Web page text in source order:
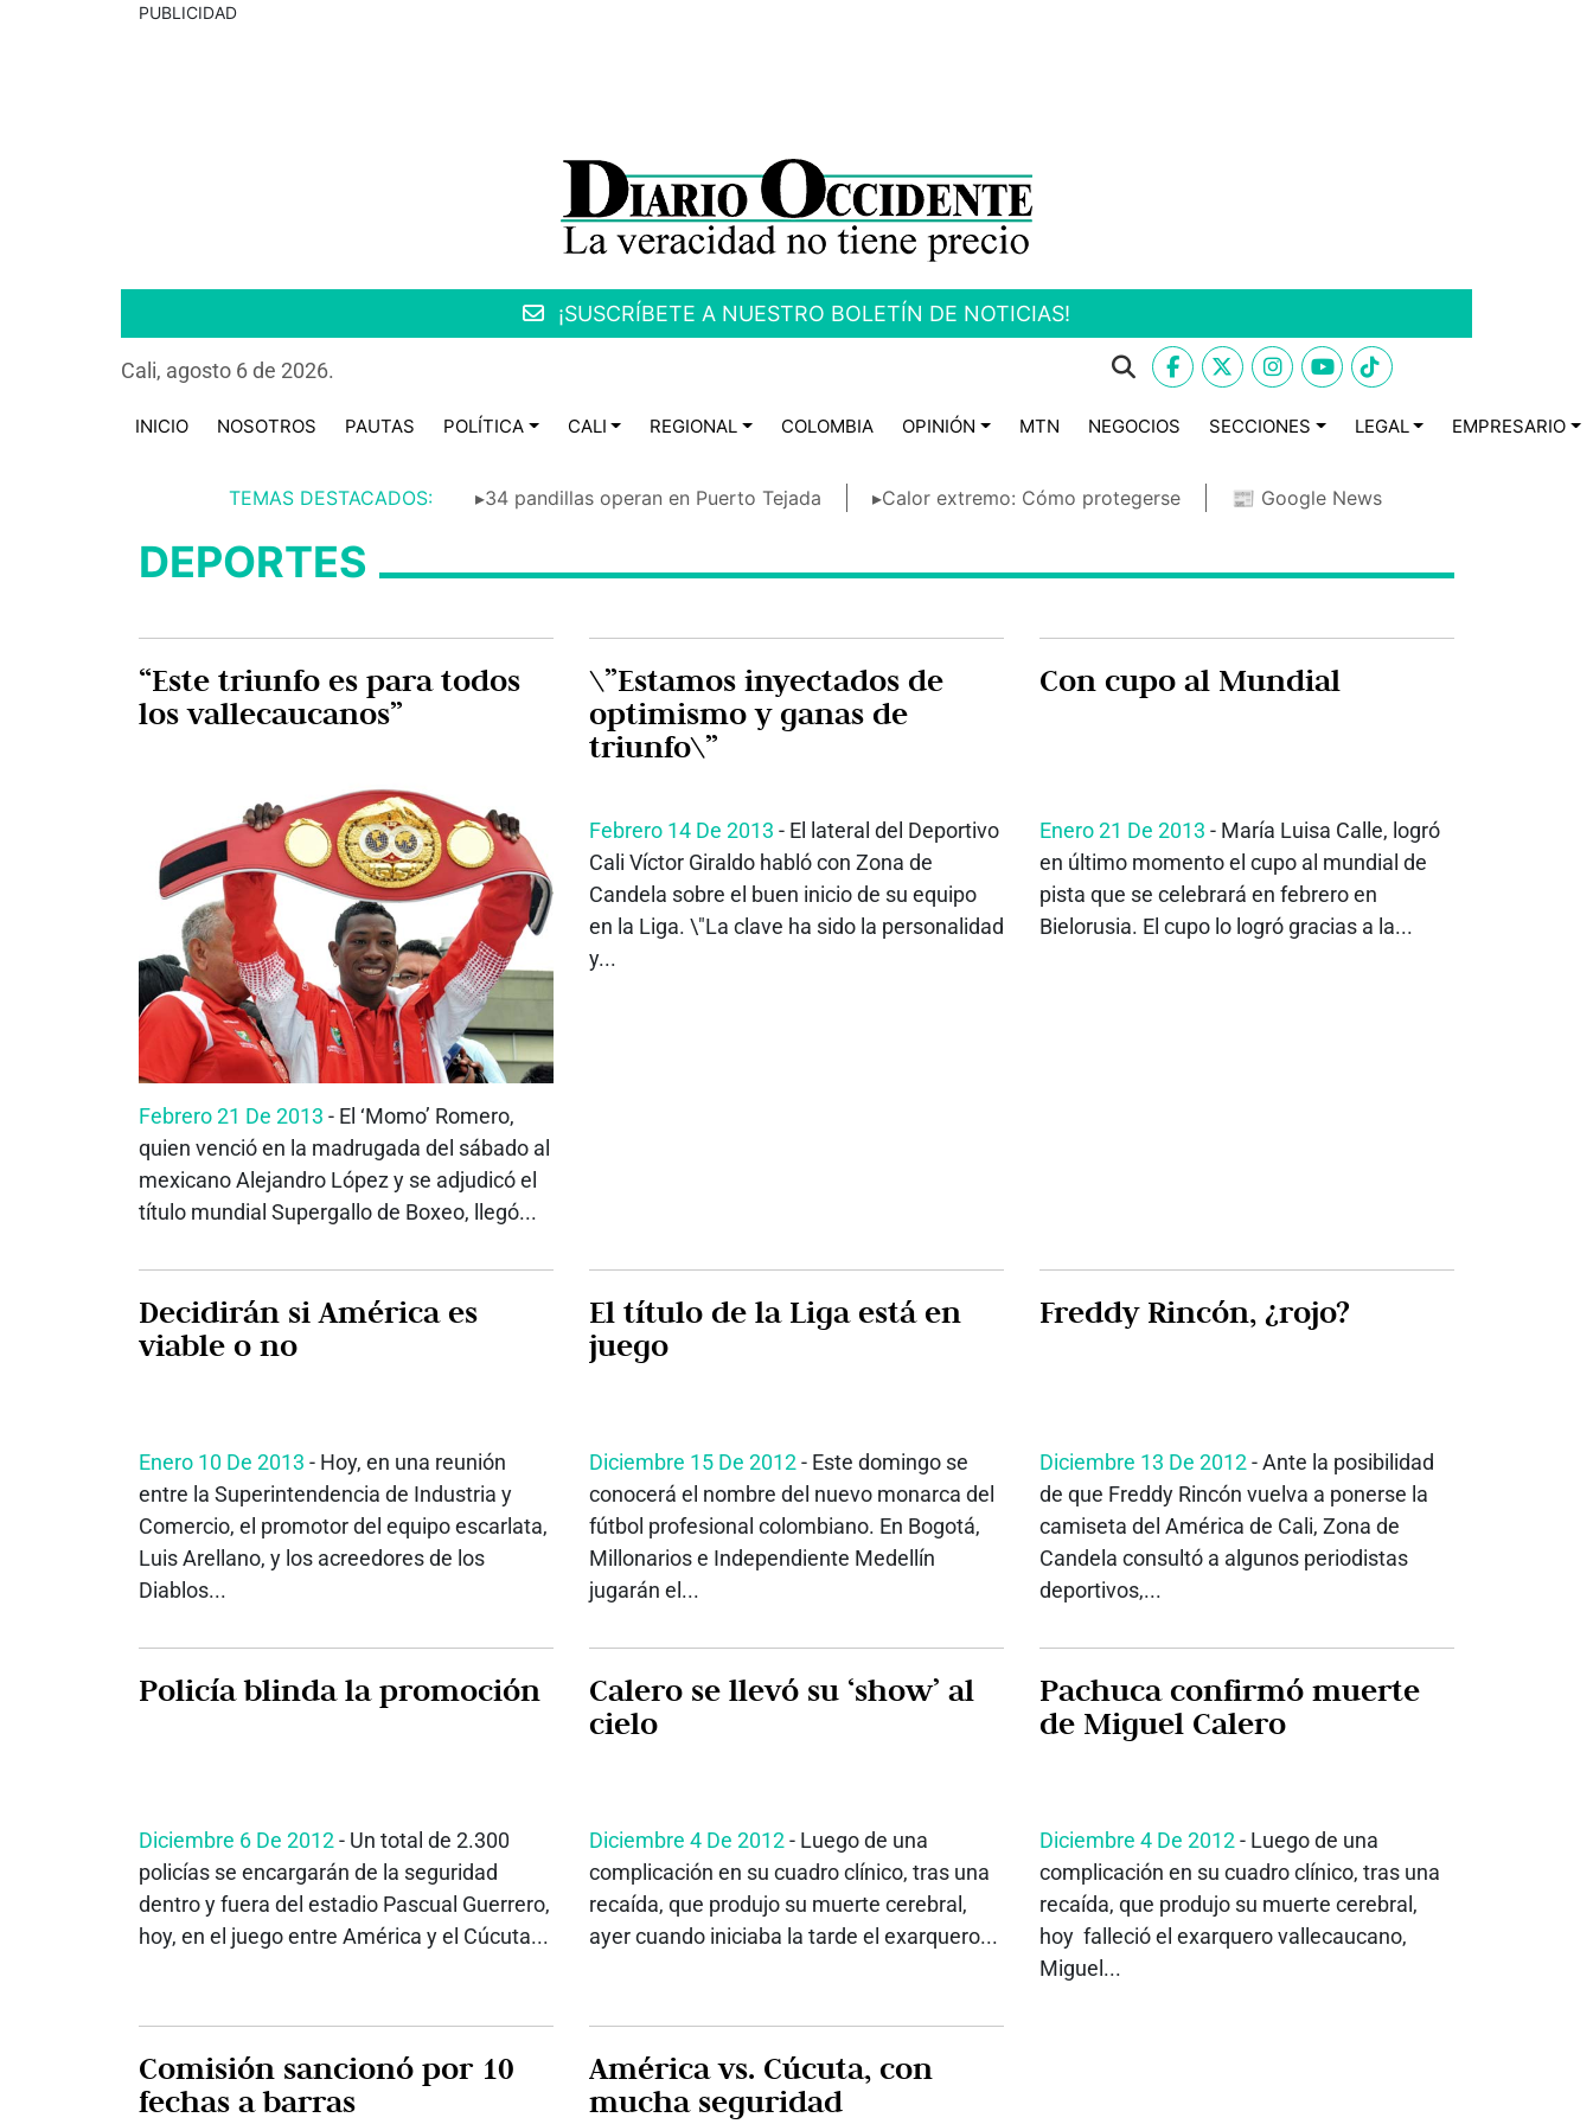
PUBLICIDAD
¡SUSCRÍBETE A NUESTRO BOLETÍN DE NOTICIAS!
Cali, agosto 6 de 2026.
INICIO NOSOTROS PAUTAS POLÍTICA CALI REGIONAL COLOMBIA OPINIÓN MTN NEGOCIOS SECCIONES LEGAL EMPRESARIO
TEMAS DESTACADOS: ▸34 pandillas operan en Puerto Tejada ▸Calor extremo: Cómo protegerse 📰 Google News
DEPORTES
“Este triunfo es para todos
los vallecaucanos”
Febrero 21 De 2013 - El ‘Momo’ Romero,
quien venció en la madrugada del sábado al
mexicano Alejandro López y se adjudicó el
título mundial Supergallo de Boxeo, llegó...
\”Estamos inyectados de
optimismo y ganas de
triunfo\”
Febrero 14 De 2013 - El lateral del Deportivo
Cali Víctor Giraldo habló con Zona de
Candela sobre el buen inicio de su equipo
en la Liga. \"La clave ha sido la personalidad
y...
Con cupo al Mundial
Enero 21 De 2013 - María Luisa Calle, logró
en último momento el cupo al mundial de
pista que se celebrará en febrero en
Bielorusia. El cupo lo logró gracias a la...
Decidirán si América es
viable o no
Enero 10 De 2013 - Hoy, en una reunión
entre la Superintendencia de Industria y
Comercio, el promotor del equipo escarlata,
Luis Arellano, y los acreedores de los
Diablos...
El título de la Liga está en
juego
Diciembre 15 De 2012- Este domingo se
conocerá el nombre del nuevo monarca del
fútbol profesional colombiano. En Bogotá,
Millonarios e Independiente Medellín
jugarán el...
Freddy Rincón, ¿rojo?
Diciembre 13 De 2012- Ante la posibilidad
de que Freddy Rincón vuelva a ponerse la
camiseta del América de Cali, Zona de
Candela consultó a algunos periodistas
deportivos,...
Policía blinda la promoción
Diciembre 6 De 2012- Un total de 2.300
policías se encargarán de la seguridad
dentro y fuera del estadio Pascual Guerrero,
hoy, en el juego entre América y el Cúcuta...
Calero se llevó su ‘show’ al
cielo
Diciembre 4 De 2012- Luego de una
complicación en su cuadro clínico, tras una
recaída, que produjo su muerte cerebral,
ayer cuando iniciaba la tarde el exarquero...
Pachuca confirmó muerte
de Miguel Calero
Diciembre 4 De 2012- Luego de una
complicación en su cuadro clínico, tras una
recaída, que produjo su muerte cerebral,
hoy falleció el exarquero vallecaucano,
Miguel...
Comisión sancionó por 10
fechas a barras
América vs. Cúcuta, con
mucha seguridad